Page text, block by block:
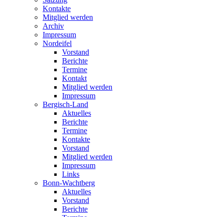
Kontakte
Mitglied werden
Archiv
Impressum
Nordeifel
Vorstand
Berichte
Termine
Kontakt
Mitglied werden
Impressum
Bergisch-Land
Aktuelles
Berichte
Termine
Kontakte
Vorstand
Mitglied werden
Impressum
Links
Bonn-Wachtberg
Aktuelles
Vorstand
Berichte